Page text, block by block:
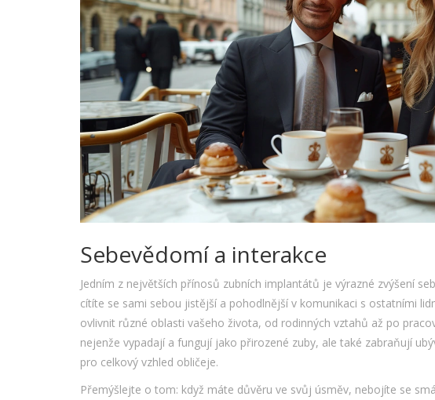
Sebevědomí a interakce
Jedním z největších přínosů zubních implantátů je výrazné zvýšení
cítíte se sami sebou jistější a pohodlnější v komunikaci s ostatními
ovlivnit různé oblasti vašeho života, od rodinných vztahů až po
nejenže vypadají a fungují jako přirozené zuby, ale také zabraňují
pro celkový vzhled obličeje.
Přemýšlejte o tom: když máte důvěru ve svůj úsměv, nebojíte se